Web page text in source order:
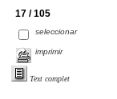
17 / 105
seleccionar
imprimir
Text complet